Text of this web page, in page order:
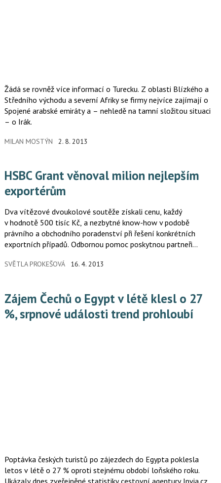
Žádá se rovněž více informací o Turecku. Z oblasti Blízkého a
Středního východu a severní Afriky se firmy nejvíce zajímají o
Spojené arabské emiráty a – nehledě na tamní složitou situaci
– o Irák.
MILAN MOSTÝN 2. 8. 2013
HSBC Grant věnoval milion nejlepším
exportérům
Dva vítězové dvoukolové soutěže získali cenu, každý
v hodnotě 500 tisíc Kč, a nezbytné know-how v podobě
právního a obchodního poradenství při řešení konkrétních
exportních případů. Odbornou pomoc poskytnou partneři
SVĚTLA PROKEŠOVÁ 16. 4. 2013
Zájem Čechů o Egypt v létě klesl o 27
%, srpnové události trend prohloubí
Poptávka českých turistů po zájezdech do Egypta poklesla
letos v létě o 27 % oproti stejnému období loňského roku.